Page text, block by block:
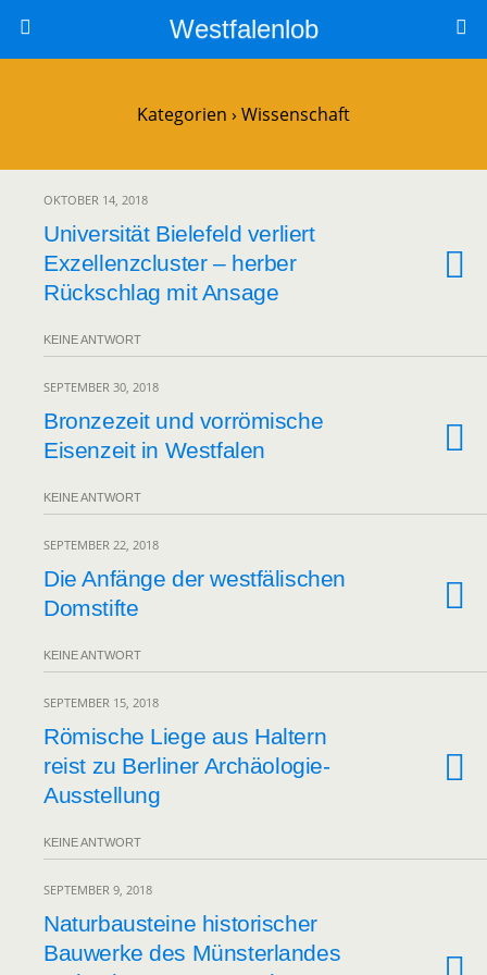
Westfalenlob
Kategorien › Wissenschaft
OKTOBER 14, 2018
Universität Bielefeld verliert
Exzellenzcluster – herber
Rückschlag mit Ansage
KEINE ANTWORT
SEPTEMBER 30, 2018
Bronzezeit und vorrömische
Eisenzeit in Westfalen
KEINE ANTWORT
SEPTEMBER 22, 2018
Die Anfänge der westfälischen
Domstifte
KEINE ANTWORT
SEPTEMBER 15, 2018
Römische Liege aus Haltern
reist zu Berliner Archäologie-
Ausstellung
KEINE ANTWORT
SEPTEMBER 9, 2018
Naturbausteine historischer
Bauwerke des Münsterlandes